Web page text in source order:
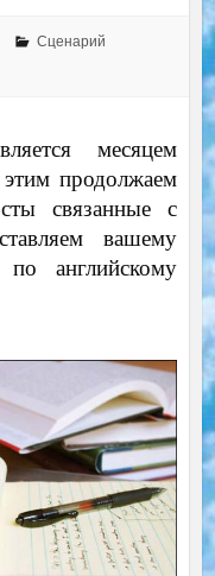
Сценарий
месяцем
продолжаем
связанные с
вашему
английскому